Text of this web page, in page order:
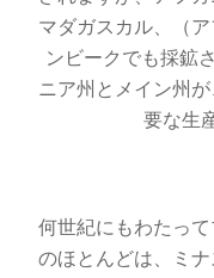
マダガスカル、（
ンビークでも採鉱
ニア州とメイン州
要な生
何世紀にもわたっ
のほとんどは、ミ